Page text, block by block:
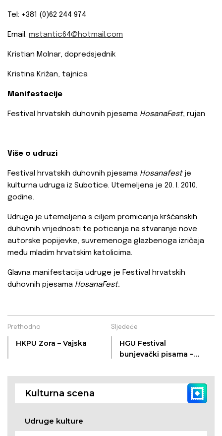
Tel: +381 (0)62 244 974
Email: mstantic64@hotmail.com
Kristian Molnar, dopredsjednik
Kristina Križan, tajnica
Manifestacije
Festival hrvatskih duhovnih pjesama HosanaFest, rujan
Više o udruzi
Festival hrvatskih duhovnih pjesama Hosanafestje
kulturna udruga iz Subotice. Utemeljena je 20. I. 2010.
godine.
Udruga je utemeljena s ciljem promicanja kršćanskih
duhovnih vrijednosti te poticanja na stvaranje nove
autorske popijevke, suvremenoga glazbenoga izričaja
među mladim hrvatskim katolicima.
Glavna manifestacija udruge je Festival hrvatskih
duhovnih pjesama HosanaFest.
Prethodno
HKPU Zora – Vajska
Sljedeće
HGU Festival
bunjevački pisama –
Kulturna scena
Udruge kulture